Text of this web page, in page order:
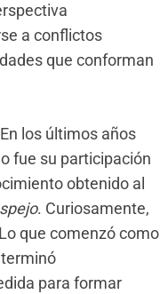
a conflictos
que conforman
los últimos años
fue su participación
obtenido al
. Curiosamente,
que comenzó como
para formar